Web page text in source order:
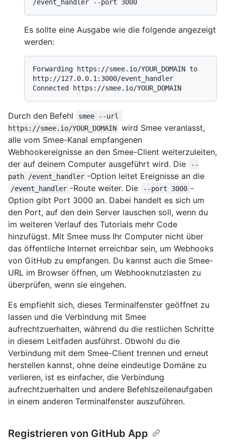
Es sollte eine Ausgabe wie die folgende angezeigt
werden:
Forwarding https://smee.io/YOUR_DOMAIN to
http://127.0.0.1:3000/event_handler
Durch den Befehl
smee --url
https://smee.io/YOUR_DOMAIN
wird Smee veranlasst,
alle vom Smee-Kanal empfangenen
Webhookereignisse an den Smee-Client weiterzuleiten,
der auf deinem Computer ausgeführt wird. Die
--
path /event_handler -Option leitet Ereignisse an die
/event_handler -Route weiter. Die --port 3000 -
Option gibt Port 3000 an. Dabei handelt es sich um
den Port, auf den dein Server lauschen soll, wenn du
im weiteren Verlauf des Tutorials mehr Code
hinzufügst. Mit Smee muss Ihr Computer nicht über
das öffentliche Internet erreichbar sein, um Webhooks
von GitHub zu empfangen. Du kannst auch die Smee-
URL im Browser öffnen, um Webhooknutzlasten zu
überprüfen, wenn sie eingehen.
Es empfiehlt sich, dieses Terminalfenster geöffnet zu
lassen und die Verbindung mit Smee
aufrechtzuerhalten, während du die restlichen Schritte
in diesem Leitfaden ausführst. Obwohl du die
Verbindung mit dem Smee-Client trennen und erneut
herstellen kannst, ohne deine eindeutige Domäne zu
verlieren, ist es einfacher, die Verbindung
aufrechtzuerhalten und andere Befehlszeilenaufgaben
in einem anderen Terminalfenster auszuführen.
Registrieren von GitHub App